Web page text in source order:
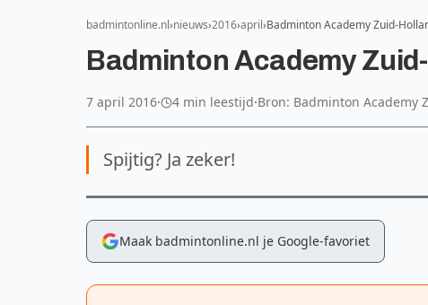
badmintonline.nl nieuws 2016 april Badminton Academy Zuid-
Badminton Academy
7 april 2016· 4 min leestijd·Bron: Badminton Academy
Spijtig? Ja zeker!
Maak badmintonline.nl je Google-favoriet